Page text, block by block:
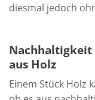
diesmal jedoch
Nachhaltigkeit
aus Holz
Einem Stück Holz